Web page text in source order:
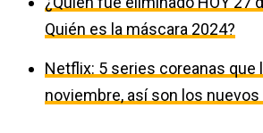
Quién es la máscara 2024?
Netflix: 5 series coreanas que
noviembre, así son los nuevos